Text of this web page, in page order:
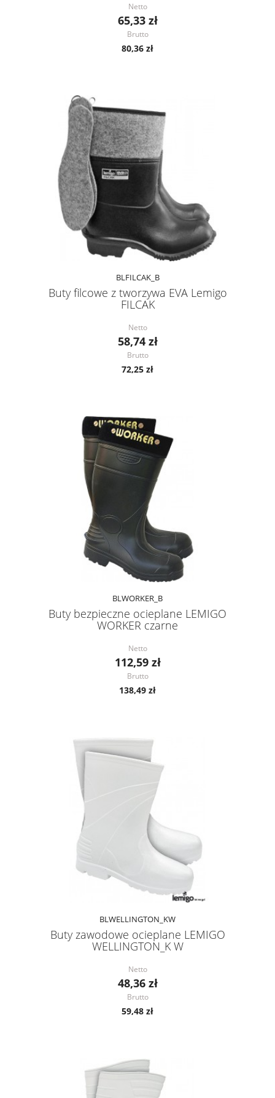
Netto
65,33 zł
Brutto
80,36 zł
BLFILCAK_B
Buty filcowe z tworzywa EVA Lemigo
FILCAK
Netto
58,74 zł
Brutto
72,25 zł
BLWORKER_B
Buty bezpieczne ocieplane LEMIGO
WORKER czarne
Netto
112,59 zł
Brutto
138,49 zł
BLWELLINGTON_KW
Buty zawodowe ocieplane LEMIGO
WELLINGTON_K W
Netto
48,36 zł
Brutto
59,48 zł